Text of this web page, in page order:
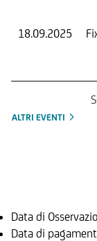
18.09.2025
ALTRI EVENTI
Data di
Data di